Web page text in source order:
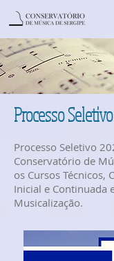
Processo
Processo Seletivo
Conservatório de
os Cursos Técnicos,
Inicial e Continuada
Musicalização.